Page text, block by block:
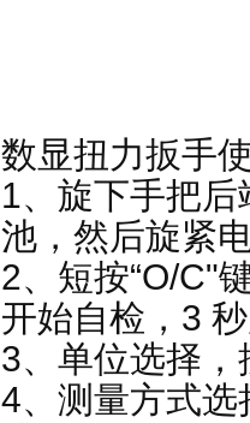
数显扭力扳手
1、旋下手把
池，然后旋紧
2、短按“O/C"
开始自检，3
3、单位选择
4、测量方式选